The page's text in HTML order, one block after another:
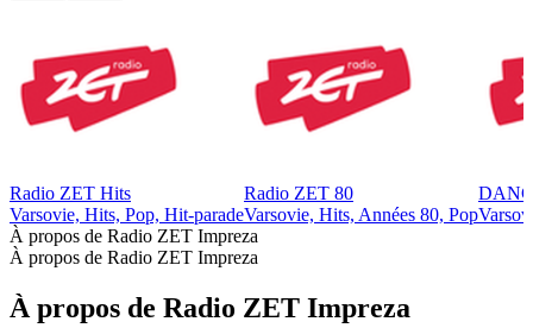
Radio ZET Hits
Varsovie, Hits, Pop, Hit-parade
Radio ZET 80
Varsovie, Hits, Années 80, Pop
À propos de Radio ZET Impreza
À propos de Radio ZET Impreza
À propos de Radio ZET Impreza